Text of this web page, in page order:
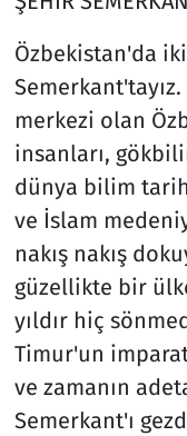
Özbekistan'da
merkezi olan
insanları,
dünya bilim
ve İslam
nakış nakış
güzellikte bir
yıldır hiç
Timur'un
ve zamanın
Semerkant'ı